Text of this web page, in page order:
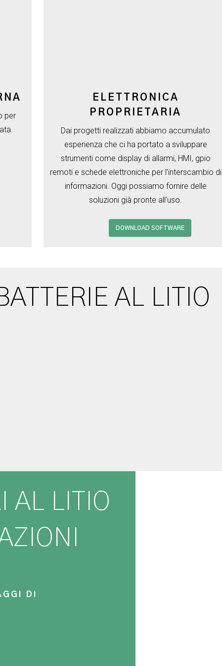
per
ELETTRONICA
PROPRIETARIA
Dai progetti realizzati abbiamo accumulato
esperienza che ci ha portato a sviluppare
strumenti come display di allarmi, HMI, gpio
remoti e schede elettroniche per l’interscambio di
informazioni. Oggi possiamo fornire delle
soluzioni già pronte all’uso.
DOWNLOAD SOFTWARE
AL LITIO
AL LITIO
DI